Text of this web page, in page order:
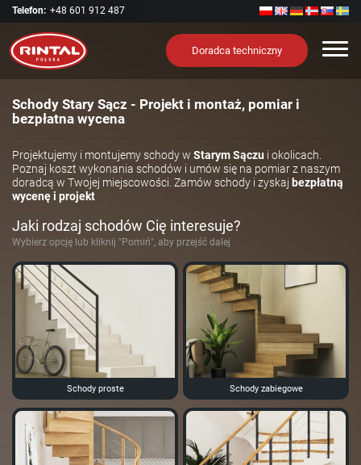
Telefon: +48 601 912 487
Doradca techniczny
Schody Stary Sącz - Projekt i montaż, pomiar i
bezpłatna wycena
Projektujemy i montujemy schody w Starym Sączu i okolicach.
Poznaj koszt wykonania schodów i umów się na pomiar z naszym
doradcą w Twojej miejscowości. Zamów schody i zyskaj bezpłatną
wycenę i projekt
Jaki rodzaj schodów Cię interesuje?
Wybierz opcję lub kliknij "Pomiń", aby przejść dalej
Schody proste Schody zabiegowe